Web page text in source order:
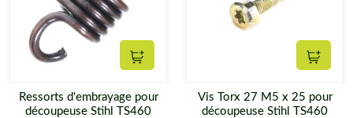
Ajouter au panier
Ressorts d'embrayage pour
découpeuse Stihl TS460
Vis Torx 27 M5 x 25 pour
découpeuse Stihl TS460